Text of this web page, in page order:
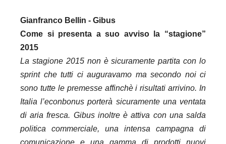
Gianfranco Bellin - Gibus
Come si presenta a suo avviso la “stagione”
2015
La stagione 2015 non è sicuramente partita con lo
sprint che tutti ci auguravamo ma secondo noi ci
sono tutte le premesse affinchè i risultati arrivino. In
Italia l’econbonus porterà sicuramente una ventata
di aria fresca. Gibus inoltre è attiva con una salda
politica commerciale, una intensa campagna di
comunicazione e una gamma di prodotti nuovi